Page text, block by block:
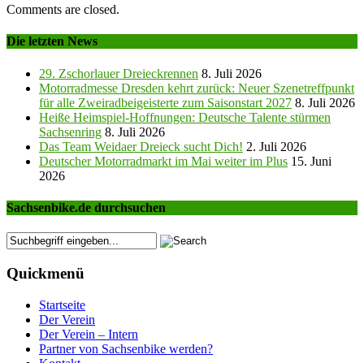
Comments are closed.
Die letzten News
29. Zschorlauer Dreieckrennen 8. Juli 2026
Motorradmesse Dresden kehrt zurück: Neuer Szenetreffpunkt
für alle Zweiradbeigeisterte zum Saisonstart 2027 8. Juli 2026
Heiße Heimspiel-Hoffnungen: Deutsche Talente stürmen
Sachsenring 8. Juli 2026
Das Team Weidaer Dreieck sucht Dich! 2. Juli 2026
Deutscher Motorradmarkt im Mai weiter im Plus 15. Juni
2026
Sachsenbike.de durchsuchen
Quickmenü
Startseite
Der Verein
Der Verein – Intern
Partner von Sachsenbike werden?